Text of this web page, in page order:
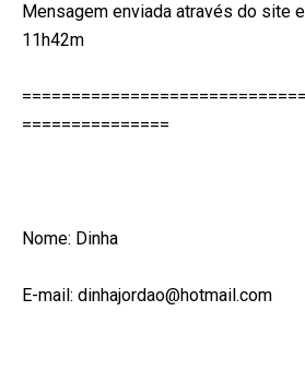
Mensagem enviada através do site
11h42m
===============
Nome: Dinha
E-mail: dinhajordao@hotmail.com